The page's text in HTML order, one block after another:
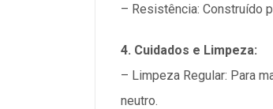
– Resistência: Construído
4. Cuidados e Limpeza:
– Limpeza Regular: Para
neutro.